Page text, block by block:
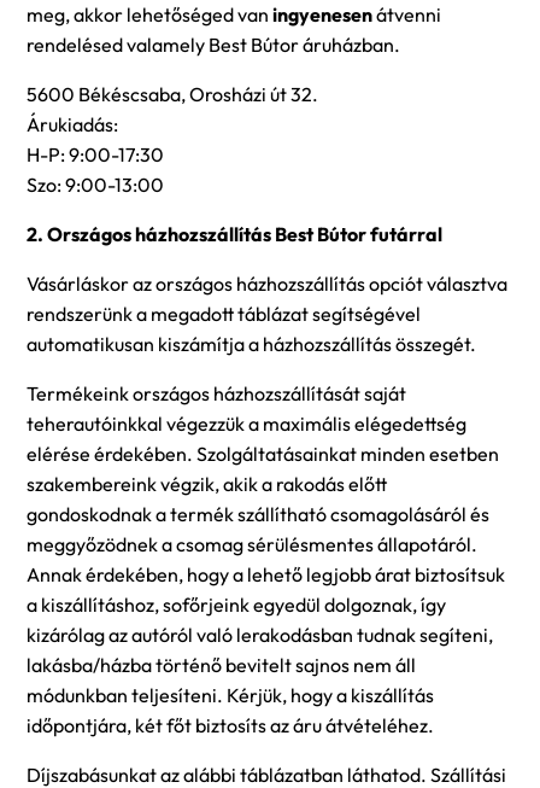
meg, akkor lehetőséged van ingyenesenátvenni
rendelésed valamely Best Bútor áruházban.
5600 Békéscsaba, Orosházi út 32.
Árukiadás:
H-P: 9:00-17:30
Szo: 9:00-13:00
2. Országos házhozszállítás Best Bútor futárral
Vásárláskor az országos házhozszállítás opciót választva
rendszerünk a megadott táblázat segítségével
automatikusan kiszámítja a házhozszállítás összegét.
Termékeink országos házhozszállítását saját
teherautóinkkal végezzük a maximális elégedettség
elérése érdekében. Szolgáltatásainkat minden esetben
szakembereink végzik, akik a rakodás előtt
gondoskodnak a termék szállítható csomagolásáról és
meggyőzödnek a csomag sérülésmentes állapotáról.
Annak érdekében, hogy a lehető legjobb árat biztosítsuk
a kiszállításhoz, sofőrjeink egyedül dolgoznak, így
kizárólag az autóról való lerakodásban tudnak segíteni,
lakásba/házba történő bevitelt sajnos nem áll
módunkban teljesíteni. Kérjük, hogy a kiszállítás
időpontjára, két főt biztosíts az áru átvételéhez.
Díjszabásunkat az alábbi táblázatban láthatod. Szállítási